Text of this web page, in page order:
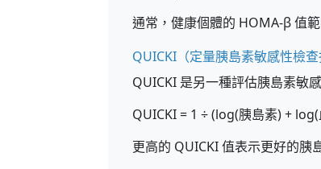
通常，健康個體的 HOMA-β 值
QUICKI（定量胰島素敏感性檢查
QUICKI 是另一種評估胰島素敏
QUICKI = 1 ÷ (log(胰島素) +
更高的 QUICKI 值表示更好的胰